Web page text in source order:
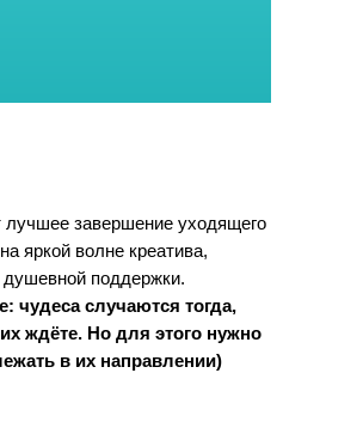
лучшее завершение уходящего
яркой волне креатива,
душевной поддержки.
чудеса случаются тогда,
ждёте. Но для этого нужно
в их направлении)